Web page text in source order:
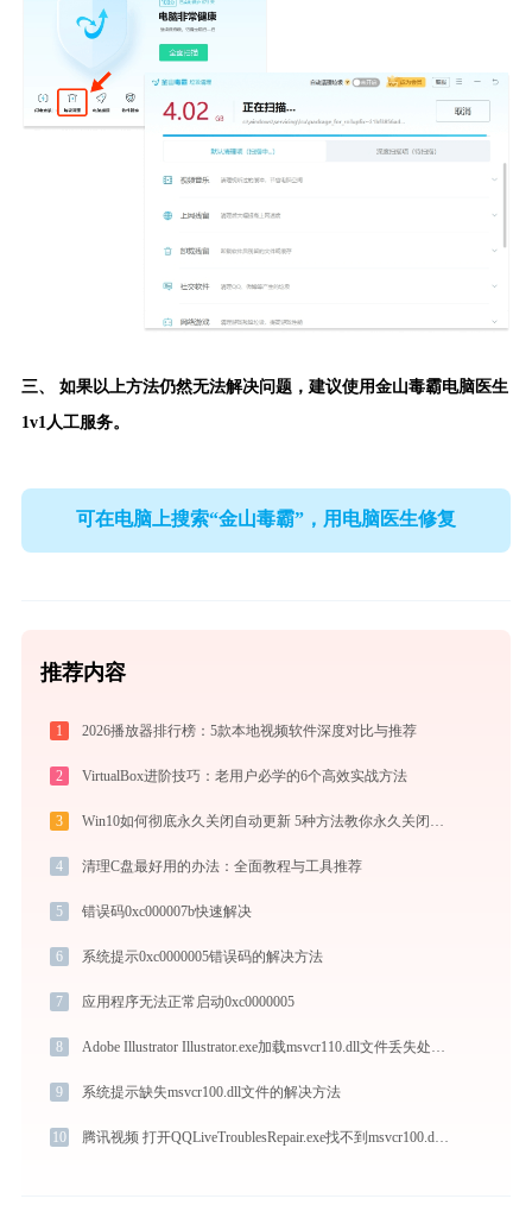
三、 如果以上方法仍然无法解决问题，建议使用金山毒霸电脑医生
1v1人工服务。
可在电脑上搜索“金山毒霸”，用电脑医生修复
推荐内容
1 2026播放器排行榜：5款本地视频软件深度对比与推荐
2 VirtualBox进阶技巧：老用户必学的6个高效实战方法
3
4 清理C盘最好用的办法：全面教程与工具推荐
5 错误码0xc000007b快速解决
6 系统提示0xc0000005错误码的解决方法
7 应用程序无法正常启动0xc0000005
8
9 系统提示缺失msvcr100.dll文件的解决方法
10 腾讯视频 打开QQLiveTroublesRepair.exe找不到msvcr100.dll怎么办